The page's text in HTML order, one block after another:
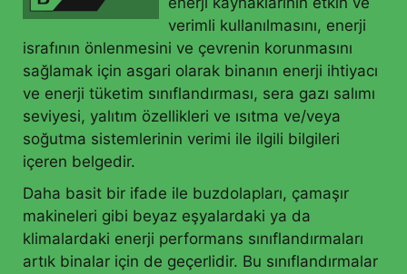
verimli kullanılmasını, enerji
israfının önlenmesini ve çevrenin korunmasını
sağlamak için asgari olarak binanın enerji ihtiyacı
ve enerji tüketim sınıflandırması, sera gazı salımı
seviyesi, yalıtım özellikleri ve ısıtma ve/veya
soğutma sistemlerinin verimi ile ilgili bilgileri
içeren belgedir.
Daha basit bir ifade ile buzdolapları, çamaşır
makineleri gibi beyaz eşyalardaki ya da
klimalardaki enerji performans sınıflandırmaları
artık binalar için de geçerlidir. Bu sınıflandırmalar